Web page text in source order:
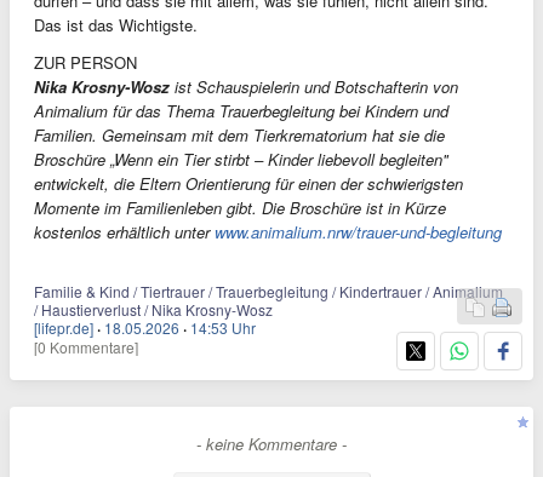
Das ist das Wichtigste.
ZUR PERSON
Nika Krosny-Wosz ist Schauspielerin und Botschafterin von
Animalium für das Thema Trauerbegleitung bei Kindern und
Familien. Gemeinsam mit dem Tierkrematorium hat sie die
Broschüre „Wenn ein Tier stirbt – Kinder liebevoll begleiten"
entwickelt, die Eltern Orientierung für einen der schwierigsten
Momente im Familienleben gibt. Die Broschüre ist in Kürze
kostenlos erhältlich unter www.animalium.nrw/trauer-und-begleitung
Familie & Kind / Tiertrauer / Trauerbegleitung / Kindertrauer / Animalium
/ Haustierverlust / Nika Krosny-Wosz
[lifepr.de] · 18.05.2026 · 14:53 Uhr
[0 Kommentare]
- keine Kommentare -